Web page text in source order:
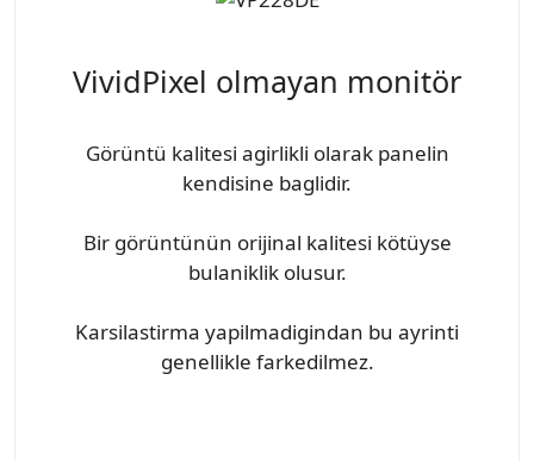
VividPixel olmayan monitör
Görüntü kalitesi agirlikli olarak panelin
kendisine baglidir.
Bir görüntünün orijinal kalitesi kötüyse
bulaniklik olusur.
Karsilastirma yapilmadigindan bu ayrinti
genellikle farkedilmez.